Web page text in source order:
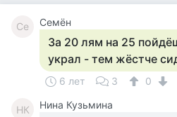
Се Семён
За 20 лям на 25
украл - тем жёстче
6 лет 3 0
НК Нина Кузьмина